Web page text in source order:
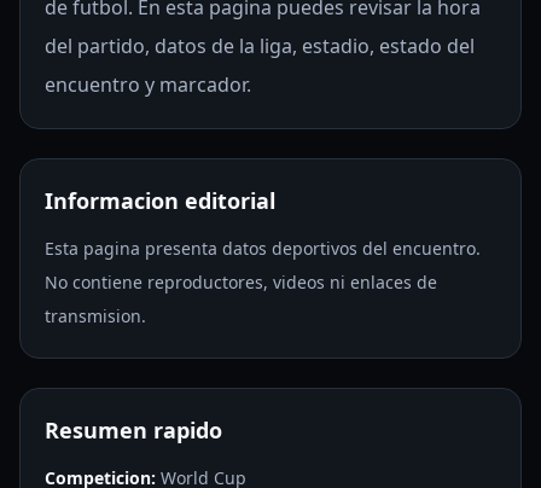
de futbol. En esta pagina puedes revisar la hora
del partido, datos de la liga, estadio, estado del
encuentro y marcador.
Informacion editorial
Esta pagina presenta datos deportivos del encuentro.
No contiene reproductores, videos ni enlaces de
transmision.
Resumen rapido
Competicion: World Cup